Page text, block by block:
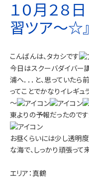
１０月２８
習ツア～☆』
こんばんは、タカシです
今日はスクーバダイバー
浦へ．．．と、思っていた
ってことでかなりイレギ
～
東よりの予報だったので
お昼くらいには少し透明
な海で、しっかり頑張って
エリア：真鶴